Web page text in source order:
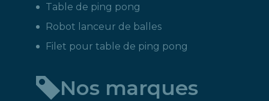
Table de ping pong
Robot lanceur de balles
Filet pour table de ping pong
Nos marques